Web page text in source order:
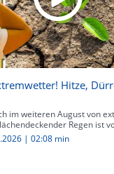
Hitze,
im weiteren August von
Regen ist
| 02:08 min